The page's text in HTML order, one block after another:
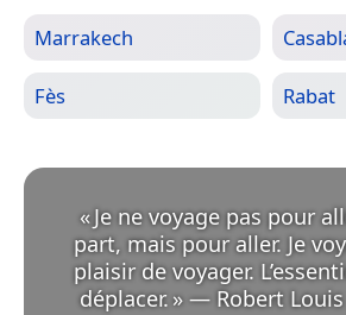
Marrakech
Fès Rabat
«Je ne voyage pas pour
part, mais pour aller. Je
plaisir de voyager.
déplacer. » — Robert